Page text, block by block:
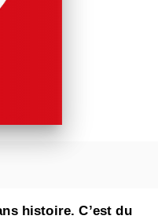
histoire. C’est du